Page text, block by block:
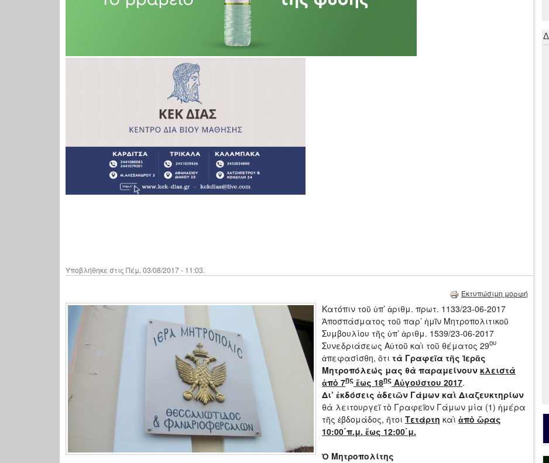
Υποβλήθηκε στις Πέμ, 03/08/2017 - 11:03.
Εκτυπώσιμη μορφή
Κατόπιν τοῦ ὑπ’ ἀριθμ. πρωτ. 1133/23-06-2017
Ἀποσπάσματος τοῦ παρ’ ἡμῖν Μητροπολιτικοῦ
Συμβουλίου τῆς ὑπ’ ἀριθμ. 1539/23-06-2017
Συνεδριάσεως Αὐτοῦ καὶ τοῦ θέματος 29ου
ἀπεφασίσθη, ὅτι τὰ Γραφεῖα τῆς Ἱερᾶς
Μητροπόλεώς μας θὰ παραμείνουν κλειστὰ
ἀπὸ 7ης ἕως 18ης Αὐγούστου 2017.
Δι’ ἐκδόσεις ἀδειῶν Γάμων καὶ Διαζευκτηρίων
θὰ λειτουργεῖ τὸ Γραφεῖον Γάμων μία (1) ἡμέρα
τῆς ἑβδομάδος, ἤτοι Τετάρτη καὶ ἁπὸ ὥρας
10:00΄π.μ. ἕως 12:00΄μ.
Ὁ Μητροπολίτης